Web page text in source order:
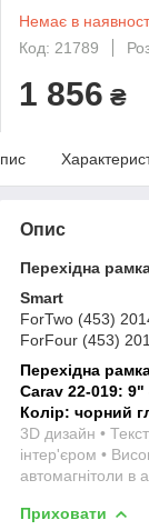
Немає в
Код: 21789
1 856 ₴
Опис
Перехідна
Smart
ForTwo (453)
ForFour (453)
Перехідна
Carav 22-019: 9"
Колір: чорний
3D дизайн •
інтер'єром •
автомагнітоли в
Приховати